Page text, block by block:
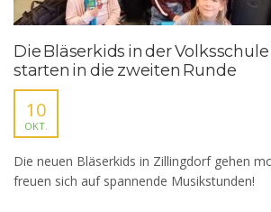
Die Bläserkids in der
starten in die zweiten Runde
10
OKT.
Die neuen Bläserkids in Zillingdorf gehen
freuen sich auf spannende Musikstunden!